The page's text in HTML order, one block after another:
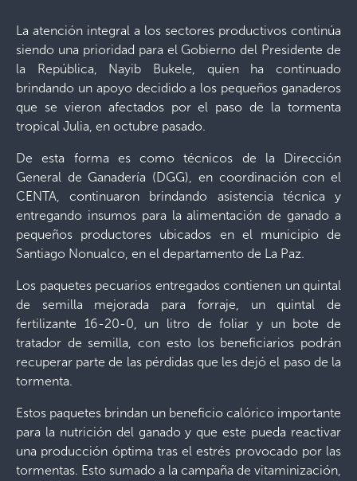
La atención integral a los sectores productivos continúa
siendo una prioridad para el Gobierno del Presidente de
la República, Nayib Bukele, quien ha continuado
brindando un apoyo decidido a los pequeños ganaderos
que se vieron afectados por el paso de la tormenta
tropical Julia, en octubre pasado.
De esta forma es como técnicos de la Dirección
General de Ganadería (DGG), en coordinación con el
CENTA, continuaron brindando asistencia técnica y
entregando insumos para la alimentación de ganado a
pequeños productores ubicados en el municipio de
Santiago Nonualco, en el departamento de La Paz.
Los paquetes pecuarios entregados contienen un quintal
de semilla mejorada para forraje, un quintal de
fertilizante 16-20-0, un litro de foliar y un bote de
tratador de semilla, con esto los beneficiarios podrán
recuperar parte de las pérdidas que les dejó el paso de la
tormenta.
Estos paquetes brindan un beneficio calórico importante
para la nutrición del ganado y que este pueda reactivar
una producción óptima tras el estrés provocado por las
tormentas. Esto sumado a la campaña de vitaminización,